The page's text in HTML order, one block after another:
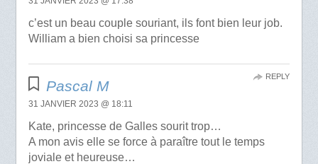
c’est un beau couple souriant, ils font bien leur job.
William a bien choisi sa princesse
Pascal M
31 JANVIER 2023 @ 18:11
Kate, princesse de Galles sourit trop…
A mon avis elle se force à paraître tout le temps
joviale et heureuse…
REPLY